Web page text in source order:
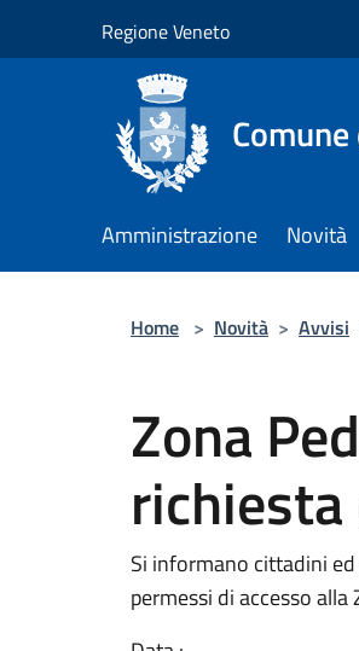
Regione Veneto
Amministrazione Novità
Home > Novità > Avvisi
Zona
Si informano cittadini
permessi di accesso alla